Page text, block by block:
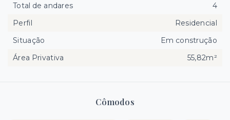
Cômodos
Total de andares
4
Perfil
Residencial
Situação
Em construção
Área Privativa
55,82m²